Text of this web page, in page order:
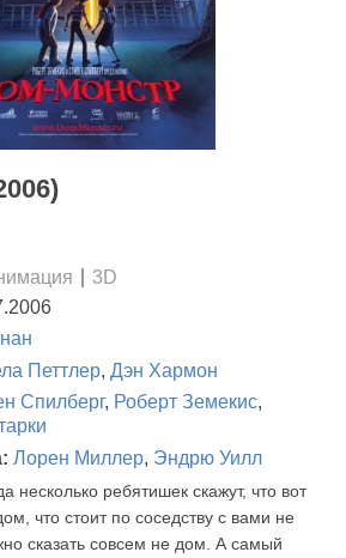
3D
Петтлер, Дэн Хармон
Спилберг, Роберт Земекис,
Лорен Миллер, Эндрю Уилл
несколько ребятишек скажут, что вот
что стоит по соседству с вами не
сказать совсем не дом. А самый